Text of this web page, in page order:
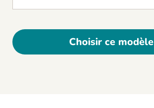
Choisir ce modèle